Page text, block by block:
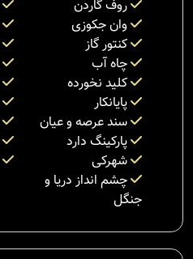
روف گاردن
وان جکوزی
کنتور گاز
چاه آب
کلید نخورده
پایانکار
سند عرصه و عیان
پارکینگ دارد
شهرکی
چشم انداز دریا و
جنگل